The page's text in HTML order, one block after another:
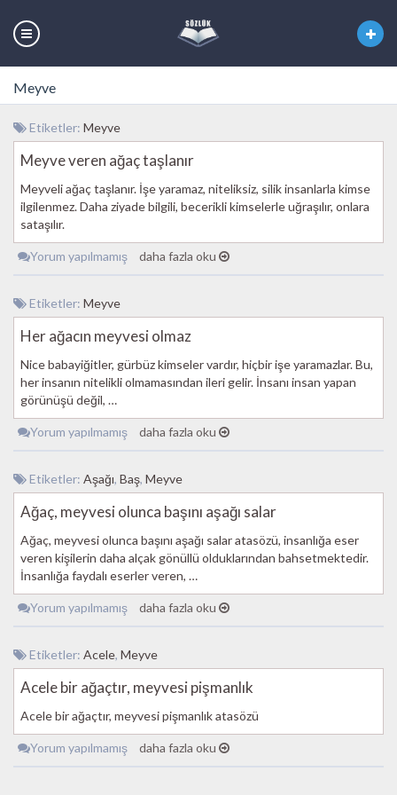
Meyve
Etiketler: Meyve
Meyve veren ağaç taşlanır
Meyveli ağaç taşlanır. İşe yaramaz, niteliksiz, silik insanlarla kimse
ilgilenmez. Daha ziyade bilgili, becerikli kimselerle uğraşılır, onlara
sataşılır.
Yorum yapılmamış daha fazla oku
Etiketler: Meyve
Her ağacın meyvesi olmaz
Nice babayiğitler, gürbüz kimseler vardır, hiçbir işe yaramazlar. Bu,
her insanın nitelikli olmamasından ileri gelir. İnsanı insan yapan
görünüşü değil, …
Yorum yapılmamış daha fazla oku
Etiketler: Aşağı, Baş, Meyve
Ağaç, meyvesi olunca başını aşağı salar
Ağaç, meyvesi olunca başını aşağı salar atasözü, insanlığa eser
veren kişilerin daha alçak gönüllü olduklarından bahsetmektedir.
İnsanlığa faydalı eserler veren, …
Yorum yapılmamış daha fazla oku
Etiketler: Acele, Meyve
Acele bir ağaçtır, meyvesi pişmanlık
Acele bir ağaçtır, meyvesi pişmanlık atasözü
Yorum yapılmamış daha fazla oku